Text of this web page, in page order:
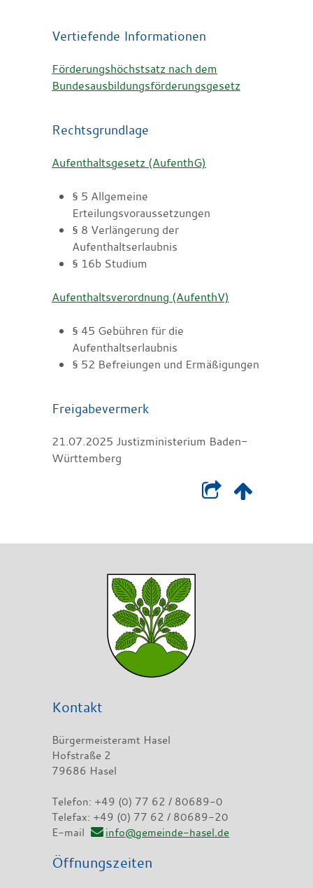
Vertiefende Informationen
Förderungshöchstsatz nach dem
Bundesausbildungsförderungsgesetz
Rechtsgrundlage
Aufenthaltsgesetz (AufenthG)
§ 5 Allgemeine
Erteilungsvoraussetzungen
§ 8 Verlängerung der
Aufenthaltserlaubnis
§ 16b Studium
Aufenthaltsverordnung (AufenthV)
§ 45 Gebühren für die
Aufenthaltserlaubnis
§ 52 Befreiungen und Ermäßigungen
Freigabevermerk
21.07.2025 Justizministerium Baden-
Württemberg
Kontakt
Bürgermeisteramt Hasel
Hofstraße 2
79686 Hasel
Telefon: +49 (0) 77 62 / 80689-0
Telefax: +49 (0) 77 62 / 80689-20
E-mail
info@gemeinde-hasel.de
Öffnungszeiten